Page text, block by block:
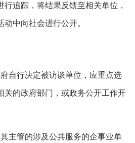
追踪，将结果反馈至相关单位，
中向社会进行公开。
自行决定被访谈单位，应重点选
关的政府部门，或政务公开工作开
主管的涉及公共服务的企事业单